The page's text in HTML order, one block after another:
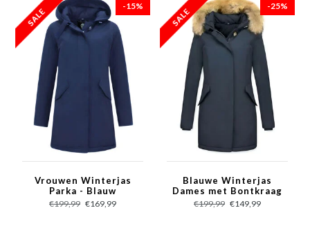
-15%
Vrouwen Winterjas
Parka - Blauw
€199,99 €169,99
-25%
Blauwe Winterjas
Dames met Bontkraag
- Vrouwen Parka Jas
€199,99 €149,99